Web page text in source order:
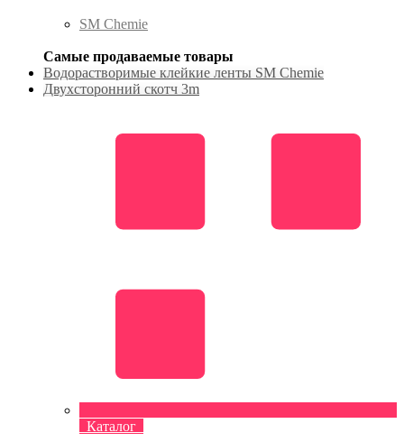
SM Chemie
Самые продаваемые товары
Водорастворимые клейкие ленты SM Chemie
Двухсторонний скотч 3m
Каталог